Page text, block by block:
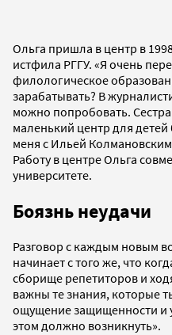
Ольга пришла в центр в
истфила РГГУ. «Я очень
филологическое
зарабатывать? В
можно попробовать. Сестра
маленький центр для
меня с Ильей
Работу в центре Ольга
университете.
Боязнь неудачи
Разговор с каждым новым
начинает с того же, что
сборище репетиторов и
важны те знания, которые
ощущение защищенности и
этом должно возникнуть».